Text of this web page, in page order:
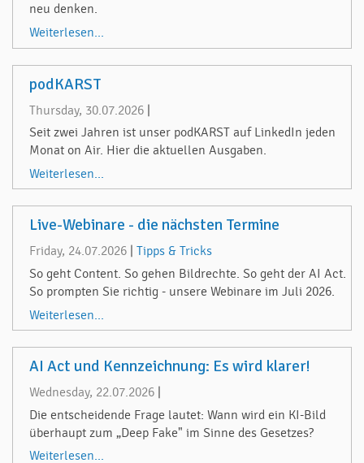
neu denken.
Weiterlesen...
podKARST
Thursday, 30.07.2026
Seit zwei Jahren ist unser podKARST auf LinkedIn jeden
Monat on Air. Hier die aktuellen Ausgaben.
Weiterlesen...
Live-Webinare - die nächsten Termine
Friday, 24.07.2026
Tipps & Tricks
So geht Content. So gehen Bildrechte. So geht der AI Act.
So prompten Sie richtig - unsere Webinare im Juli 2026.
Weiterlesen...
AI Act und Kennzeichnung: Es wird klarer!
Wednesday, 22.07.2026
Die entscheidende Frage lautet: Wann wird ein KI-Bild
überhaupt zum „Deep Fake" im Sinne des Gesetzes?
Weiterlesen...